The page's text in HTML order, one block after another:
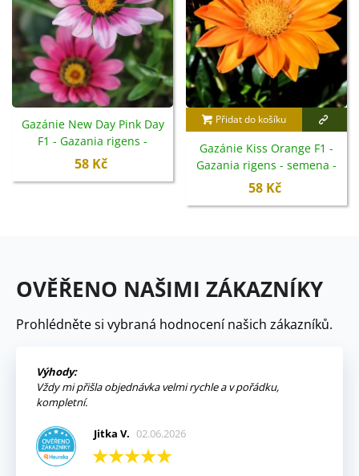
Gazánie New Day Pink Day
F1 - Gazania rigens -
semena - 20 ks
58 Kč
Přidat do košíku
Gazánie Kiss Orange F1 -
Gazania rigens - semena -
12 ks
58 Kč
OVĚŘENO NAŠIMI ZÁKAZNÍKY
Prohlédněte si vybraná hodnocení našich zákazníků.
Výhody:
Vždy mi přišla objednávka velmi rychle a v pořádku,
kompletní.
Jitka V. 02.06.2026